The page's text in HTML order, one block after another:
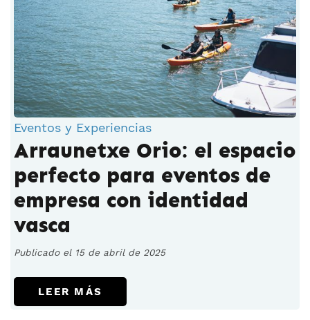
Eventos y Experiencias
Arraunetxe Orio: el espacio
perfecto para eventos de
empresa con identidad
vasca
Publicado el 15 de abril de 2025
LEER MÁS